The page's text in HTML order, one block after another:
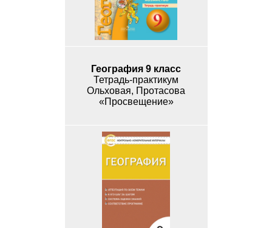
География 9 класс
Тетрадь-практикум
Ольховая, Протасова
«Просвещение»